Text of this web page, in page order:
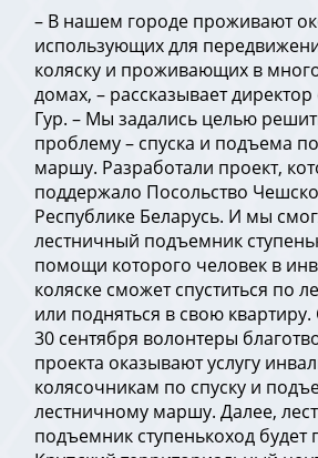
– В нашем городе проживают
использующих для
коляску и проживающих в
домах, – рассказывает
Гур. – Мы задались целью
проблему – спуска и подъема
маршу. Разработали проект,
поддержало Посольство
Республике Беларусь. И мы
лестничный подъемник
помощи которого человек в
коляске сможет спуститься по
или подняться в свою квартиру.
30 сентября волонтеры
проекта оказывают услугу
колясочникам по спуску и
лестничному маршу. Далее,
подъемник ступенькоход будет